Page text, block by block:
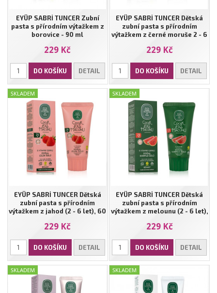
EYÜP SABRİ TUNCER Zubní
pasta s přírodním výtažkem z
borovice - 90 ml
229 Kč
DO KOŠÍKU DETAIL
EYÜP SABRİ TUNCER Dětská
zubní pasta s přírodním
výtažkem z černé moruše 2 - 6
229 Kč
DO KOŠÍKU DETAIL
EYÜP SABRİ TUNCER Dětská
zubní pasta s přírodním
výtažkem z jahod (2 - 6 let), 60
229 Kč
DO KOŠÍKU DETAIL
SKLADEM
EYÜP SABRİ TUNCER Dětská
zubní pasta s přírodním
výtažkem z melounu (2 - 6 let),
229 Kč
DO KOŠÍKU DETAIL
SKLADEM
SKLADEM SKLADEM